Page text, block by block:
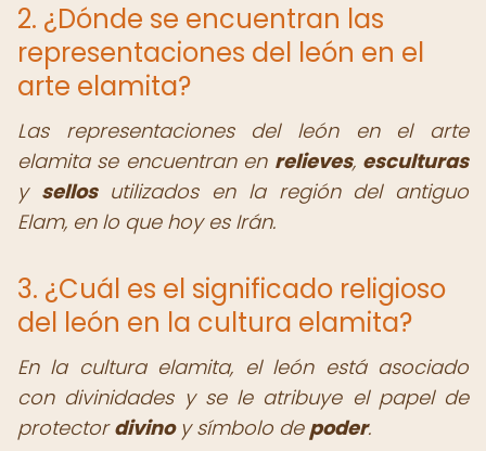
2. ¿Dónde se encuentran las
representaciones del león en el
arte elamita?
Las representaciones del león en el arte
elamita se encuentran en relieves, esculturas
y sellosutilizados en la región del antiguo
Elam, en lo que hoy es Irán.
3. ¿Cuál es el significado religioso
del león en la cultura elamita?
En la cultura elamita, el león está asociado
con divinidades y se le atribuye el papel de
protectordivinoy símbolo de poder.